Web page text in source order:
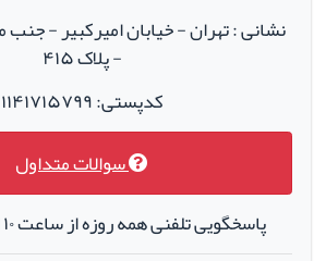
نشانی : تهران - خیابان امیرکبیر -
- پلاک ۴۱۵
کدپستی: ۱۱۴۱۷۱۵۷۹۹
سوالات متداول
پاسخگویی تلفنی همه روزه از ساعت ۱۰ الی۱۹ میباشد.